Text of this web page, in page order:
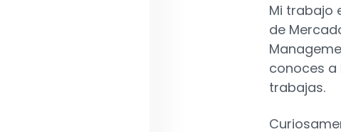
Mi trabajo
de
conoces a
trabajas.